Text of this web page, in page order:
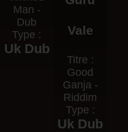
Man -
Dub
Type :
Uk Dub
Vale
Titre :
Good
Ganja -
Riddim
Type :
Uk Dub